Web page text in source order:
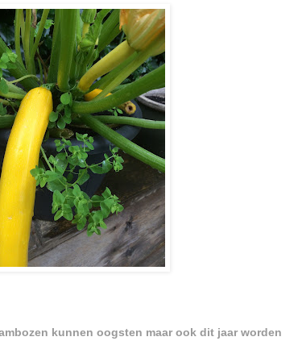
kunnen oogsten maar ook dit jaar worden